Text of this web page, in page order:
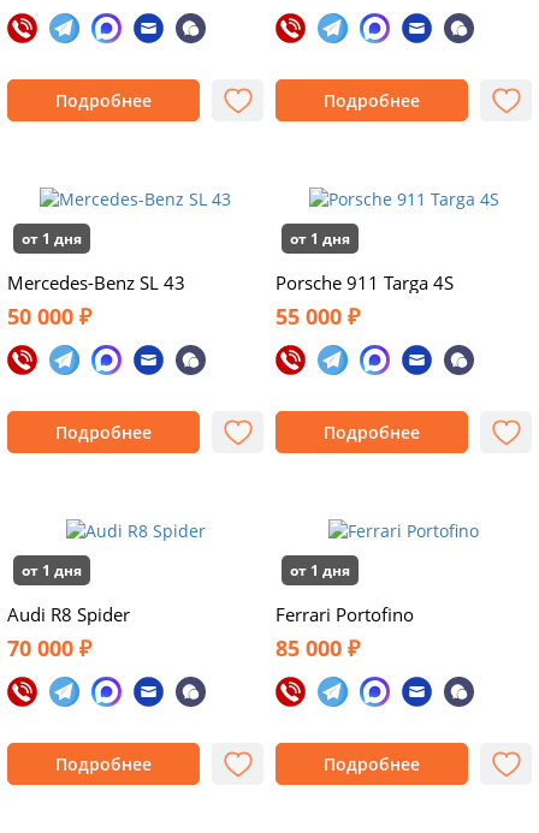
Подробнее Подробнее
от 1 дня
Mercedes-Benz SL 43
50 000 ₽
Подробнее
от 1 дня
Porsche 911 Targa 4S
55 000 ₽
Подробнее
от 1 дня
Audi R8 Spider
70 000 ₽
Подробнее
от 1 дня
Ferrari Portofino
85 000 ₽
Подробнее